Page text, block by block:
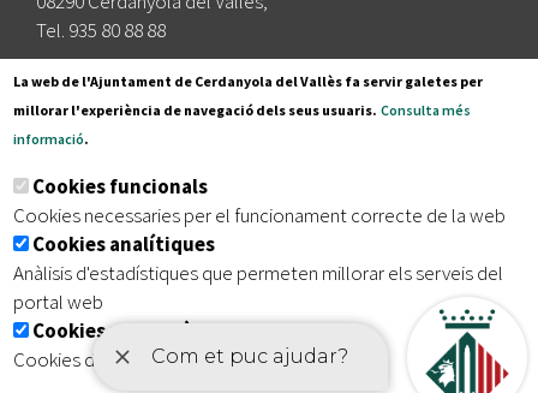
Tel. 935 80 88 88
Segueix-nos a:
Subscriu-te al nostre butlletí
Inici | Avís legal | Protecció de dades
| Accessibilitat
La web de l'Ajuntament de Cerdanyola del Vallès fa servir galetes per
millorar l'experiència de navegació dels seus usuaris. Consulta més
informació.
Cookies funcionals
Cookies necessaries per el funcionament correcte de la web
Cookies analítiques
Anàlisis d'estadístiques que permeten millorar els serveis del
portal web
Cookies publicitàries
Cookies de tercers amb finalitat publicitària